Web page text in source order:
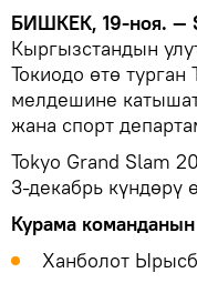
БИШКЕК, 19-ноя. —
Кыргызстандын
Токиодо өтө
мелдешине
жана спорт
Tokyo Grand Slam
3-декабрь күндөрү
Курама
Ханболот